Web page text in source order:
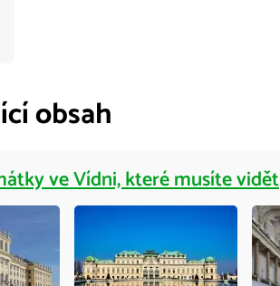
obsah
ve Vídni, které musíte vidět